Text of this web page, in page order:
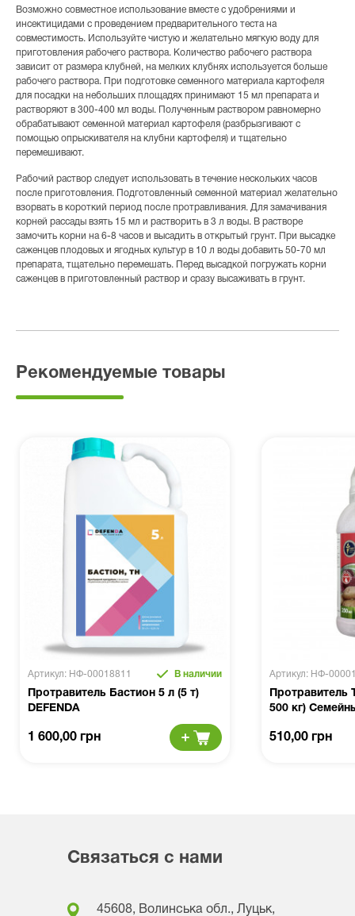
Возможно совместное использование вместе с удобрениями и
инсектицидами с проведением предварительного теста на
совместимость. Используйте чистую и желательно мягкую воду для
приготовления рабочего раствора. Количество рабочего раствора
зависит от размера клубней, на мелких клубнях используется больше
рабочего раствора. При подготовке семенного материала картофеля
для посадки на небольших площадях принимают 15 мл препарата и
растворяют в 300-400 мл воды. Полученным раствором равномерно
обрабатывают семенной материал картофеля (разбрызгивают с
помощью опрыскивателя на клубни картофеля) и тщательно
перемешивают.
Рабочий раствор следует использовать в течение нескольких часов
после приготовления. Подготовленный семенной материал желательно
взорвать в короткий период после протравливания. Для замачивания
корней рассады взять 15 мл и растворить в 3 л воды. В растворе
замочить корни на 6-8 часов и высадить в открытый грунт. При высадке
саженцев плодовых и ягодных культур в 10 л воды добавить 50-70 мл
препарата, тщательно перемешать. Перед высадкой погружать корни
саженцев в приготовленный раствор и сразу высаживать в грунт.
Рекомендуемые товары
Артикул: НФ-00018811 В наличии
Протравитель Бастион 5 л (5 т)
DEFENDA
1 600,00 грн
Артикул: НФ-
Протравитель
500 кг)
510,00 грн
Связаться с нами
45608, Волинська обл., Луцьк,